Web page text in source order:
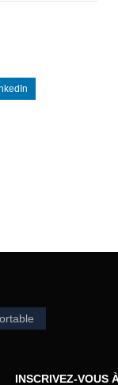
INSCRIVEZ-VOUS